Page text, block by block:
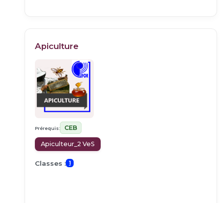
Apiculture
Prérequis: CEB
Apiculteur_2 VeS
Classes : 1